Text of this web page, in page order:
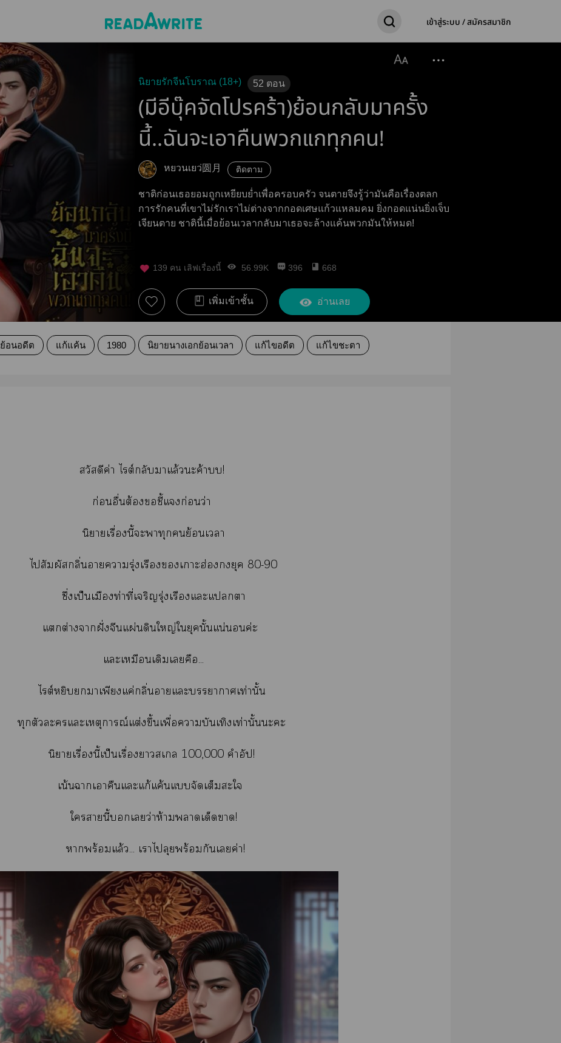
เข้าสู่ระบบ / สมัครสมาชิก
นิยายรักจีนโบราณ (18+) 52 ตอน
(มีอีบุ๊คจัดโปรคร้า)ย้อนกลับมาครั้ง
นี้..ฉันจะเอาคืนพวกแกทุกคน!
หยวนเยว่圆月 ติดตาม
ชาติก่อนเธอยอมถูกเหยียบย่ำเพื่อครอบครัว จนตายจึงรู้ว่ามันคือเรื่องตลก
การรักคนที่เขาไม่รักเราไม่ต่างจากกอดเศษแก้วแหลมคม ยิ่งกอดแน่นยิ่งเจ็บ
เจียนตาย ชาตินี้เมื่อย้อนเวลากลับมาเธอจะล้างแค้นพวกมันให้หมด!
139 คน เลิฟเรื่องนี้ 56.99K 396 668
เพิ่มเข้าชั้น อ่านเลย
ย้อนอดีต แก้แค้น 1980 นิยายนางเอกย้อนเวลา แก้ไขอดีต แก้ไขชะตา
สวัสดีค่า ไต์กลับาแล้วะค้าบบ!
ก่อนอื่นต้องชี้แก่อนว่า
นิยายเรื่องนี้ะพาทุกย้อนเา
ไสัมผัสกลิ่นาารุ่งเรืองเาะฮ่องกงยุค 80-90
ซึ่งเป็นเมืองท่าที่เจริญรุ่งเรืองแะแา
แต่างาฝั่งจีนแผ่นดินใหญ่ใยุคนั้นแน่นอนค่ะ
แะเหมือนเดิมเคือ...
ไต์หยิบาเพียงแค่กลิ่นาแะาาเท่านั้น
ทุกตัวะแะเหตุการณ์แต่งขึ้นเพื่อาบันเทิงเท่านั้นะะ
นิยายเรื่องนี้เป็นเรื่องาสเล 100,000 คำอัป!
เน้นาเาคืนแะแก้แค้นแจัดเต็มะใ
ใานี้เว่าห้ามาเด็ดา!
าพร้อมแล้ว... เาไลุยพร้อมกันเค่า!